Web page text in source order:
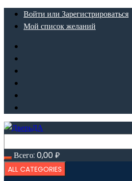
ПерейтиВойти или Зарегистрироваться
Мой список желаний
Всего: 0,00₽
ALL CATEGORIES